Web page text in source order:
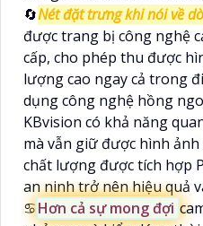
🔄Nét đặt trưng khi nói về
được trang bị công nghệ
cấp, cho phép thu được
lượng cao ngay cả trong
dụng công nghệ hồng
KBvision có khả năng
mà vẫn giữ được hình
chất lượng được tích hợp
an ninh trở nên hiệu quả
♋Hơn cả sự mong đợi